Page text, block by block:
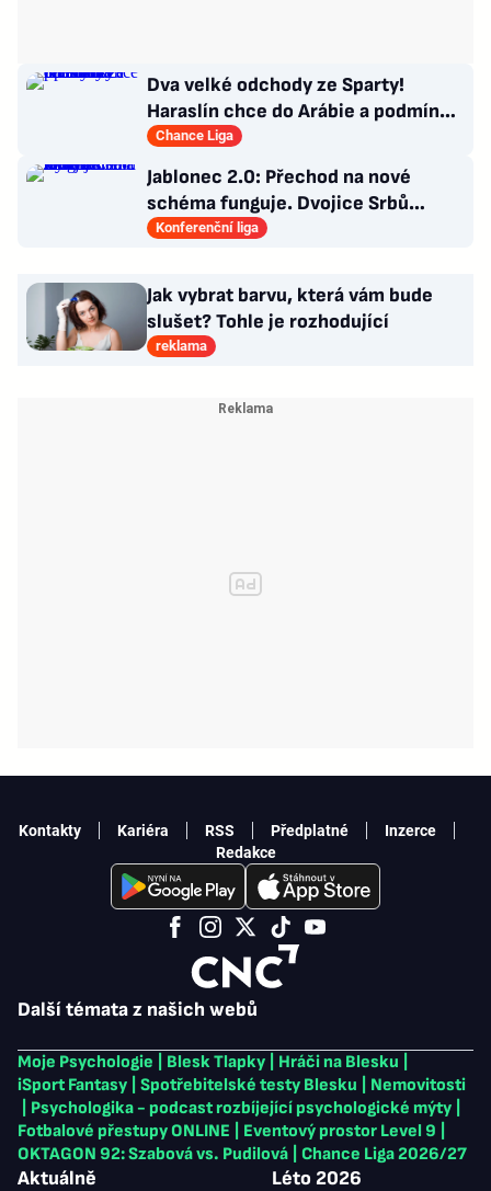
Dva velké odchody ze Sparty!
Haraslín chce do Arábie a podmínky
Kuchtova transferu
Chance Liga
Jablonec 2.0: Přechod na nové
schéma funguje. Dvojice Srbů
klíčem k modernímu stylu
Konferenční liga
Jak vybrat barvu, která vám bude
slušet? Tohle je rozhodující
reklama
Další témata z našich webů
Moje Psychologie Blesk Tlapky Hráči na Blesku
iSport Fantasy
Spotřebitelské testy Blesku
Nemovitosti
Psychologika - podcast rozbíjející psychologické mýty
Fotbalové přestupy ONLINE
Eventový prostor Level 9
OKTAGON 92: Szabová vs. Pudilová
Chance Liga 2026/27
Aktuálně Léto 2026
Kontakty Kariéra RSS Předplatné
Inzerce
Redakce